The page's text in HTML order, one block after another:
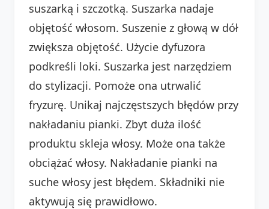
suszarką i szczotką. Suszarka nadaje
objętość włosom. Suszenie z głową w dół
zwiększa objętość. Użycie dyfuzora
podkreśli loki. Suszarka jest narzędziem
do stylizacji. Pomoże ona utrwalić
fryzurę. Unikaj najczęstszych błędów przy
nakładaniu pianki. Zbyt duża ilość
produktu skleja włosy. Może ona także
obciążać włosy. Nakładanie pianki na
suche włosy jest błędem. Składniki nie
aktywują się prawidłowo.